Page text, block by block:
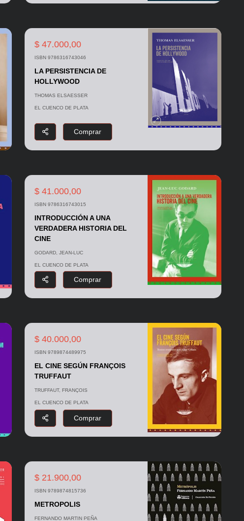
$ 47.000,00
ISBN 9786316743046
LA PERSISTENCIA DE
HOLLYWOOD
THOMAS ELSAESSER
EL CUENCO DE PLATA
Comprar
$ 41.000,00
ISBN 9786316743015
INTRODUCCIÓN A UNA
VERDADERA HISTORIA DEL
CINE
GODARD, JEAN-LUC
EL CUENCO DE PLATA
Comprar
$ 40.000,00
ISBN 9789874489975
EL CINE SEGÚN FRANÇOIS
TRUFFAUT
TRUFFAUT, FRANÇOIS
EL CUENCO DE PLATA
Comprar
$ 21.900,00
ISBN 9789874815736
METROPOLIS
FERNANDO MARTIN PEÑA